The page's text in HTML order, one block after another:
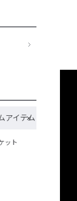
アイテム
ット